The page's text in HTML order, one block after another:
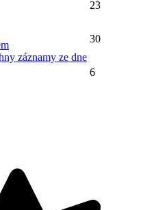
23
záznamy ze dne
30
6